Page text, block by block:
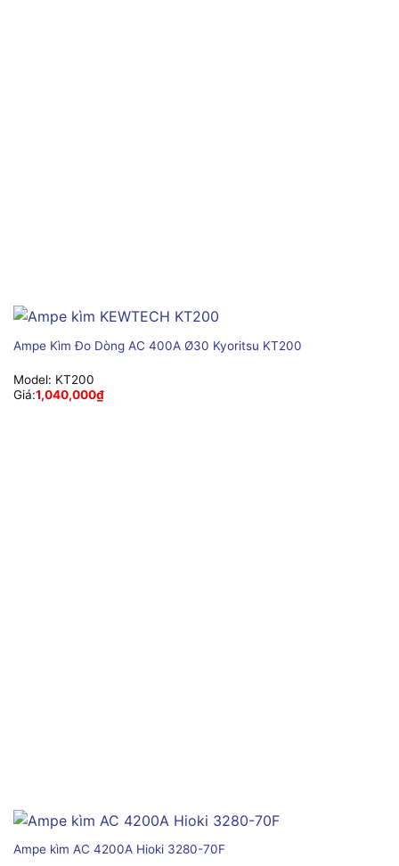
Ampe Kìm Đo Dòng AC 400A Ø30 Kyoritsu KT200
Model: KT200
Giá:1,040,000₫
Ampe kìm AC 4200A Hioki 3280-70F